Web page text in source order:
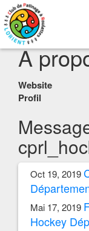
A
Website
Profil
Oct 19, 2019
Mai 17, 2019
Hockey